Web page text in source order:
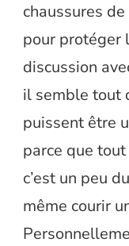
chaussures
pour protéger
discussion
il semble tout
puissent être
parce que
c’est un peu
même courir